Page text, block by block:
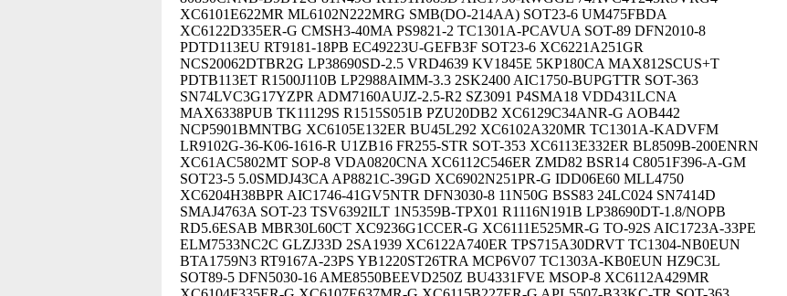
XC6101E622MR ML6102N222MRG SMB(DO-214AA) SOT23-6 UM475FBDA
XC6122D335ER-G CMSH3-40MA PS9821-2 TC1301A-PCAVUA SOT-89 DFN2010-8
PDTD113EU RT9181-18PB EC49223U-GEFB3F SOT23-6 XC6221A251GR
NCS20062DTBR2G LP38690SD-2.5 VRD4639 KV1845E 5KP180CA MAX812SCUS+T
PDTB113ET R1500J110B LP2988AIMM-3.3 2SK2400 AIC1750-BUPGTTR SOT-363
SN74LVC3G17YZPR ADM7160AUJZ-2.5-R2 SZ3091 P4SMA18 VDD431LCNA
MAX6338PUB TK11129S R1515S051B PZU20DB2 XC6129C34ANR-G AOB442
NCP5901BMNTBG XC6105E132ER BU45L292 XC6102A320MR TC1301A-KADVFM
LR9102G-36-K06-1616-R U1ZB16 FR255-STR SOT-353 XC6113E332ER BL8509B-200ENRN
XC61AC5802MT SOP-8 VDA0820CNA XC6112C546ER ZMD82 BSR14 C8051F396-A-GM
SOT23-5 5.0SMDJ43CA AP8821C-39GD XC6902N251PR-G IDD06E60 MLL4750
XC6204H38BPR AIC1746-41GV5NTR DFN3030-8 11N50G BSS83 24LC024 SN7414D
SMAJ4763A SOT-23 TSV6392ILT 1N5359B-TPX01 R1116N191B LP38690DT-1.8/NOPB
RD5.6ESAB MBR30L60CT XC9236G1CCER-G XC6111E525MR-G TO-92S AIC1723A-33PE
ELM7533NC2C GLZJ33D 2SA1939 XC6122A740ER TPS715A30DRVT TC1304-NB0EUN
BTA1759N3 RT9167A-23PS YB1220ST26TRA MCP6V07 TC1303A-KB0EUN HZ9C3L
SOT89-5 DFN5030-16 AME8550BEEVD250Z BU4331FVE MSOP-8 XC6112A429MR